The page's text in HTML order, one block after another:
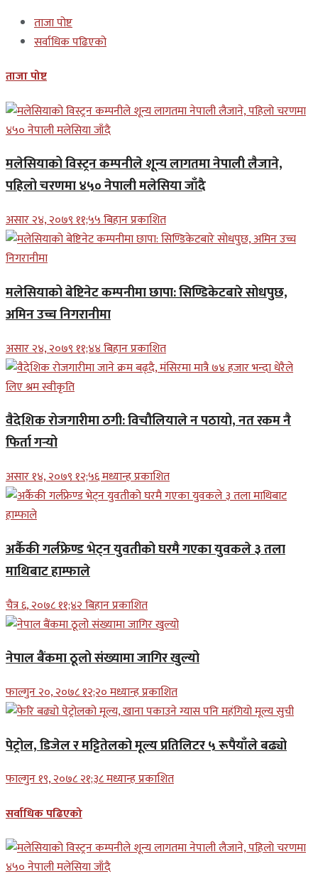
ताजा पोष्ट
सर्वाधिक पढिएको
ताजा पोष्ट
मलेसियाको विस्ट्रन कम्पनीले शून्य लागतमा नेपाली लैजाने,
पहिलो चरणमा ४५० नेपाली मलेसिया जाँदै
असार २४, २०७९ ११;५५ बिहान प्रकाशित
मलेसियाको बेष्टिनेट कम्पनीमा छापा: सिण्डिकेटबारे सोधपुछ,
अमिन उच्च निगरानीमा
असार २४, २०७९ ११;४४ बिहान प्रकाशित
वैदेशिक रोजगारीमा ठगी: विचौलियाले न पठायो, नत रकम नै
फिर्ता गर्‍यो
असार १४, २०७९ १२;५६ मध्यान्ह प्रकाशित
अर्कैकी गर्लफ्रेण्ड भेट्न युवतीको घरमै गएका युवकले ३ तला
माथिबाट हाम्फाले
चैत्र ६, २०७८ ११;४२ बिहान प्रकाशित
नेपाल बैंकमा ठूलो संख्यामा जागिर खुल्यो
फाल्गुन २०, २०७८ १२;२० मध्यान्ह प्रकाशित
पेट्रोल, डिजेल र मट्टितेलको मूल्य प्रतिलिटर ५ रूपैयाँले बढ्यो
फाल्गुन १९, २०७८ २१;३८ मध्यान्ह प्रकाशित
सर्वाधिक पढिएको